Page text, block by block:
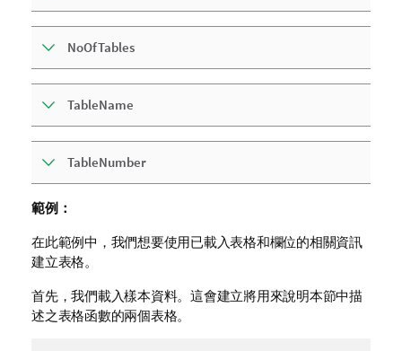
NoOfTables
TableName
TableNumber
範例：
在此範例中，我們想要使用已載入表格和欄位的相關資訊
建立表格。
首先，我們載入樣本資料。這會建立將用來說明本節中描
述之表格函數的兩個表格。